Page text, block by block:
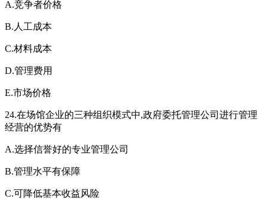
A.竞争者价格
B.人工成本
C.材料成本
D.管理费用
E.市场价格
24.在场馆企业的三种组织模式中,政府委托管理公司进行管理
经营的优势有
A.选择信誉好的专业管理公司
B.管理水平有保障
C.可降低基本收益风险